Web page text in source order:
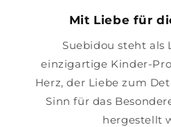
Mit Liebe für
Suebidou steht als
einzigartige Kinder-
Herz, der Liebe zum
Sinn für das
hergestellt